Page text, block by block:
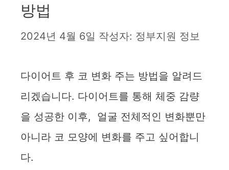
방법
2024년 4월 6일 작성자: 정부지원 정보
다이어트 후 코 변화 주는 방법을 알려드
리겠습니다. 다이어트를 통해 체중 감량
을 성공한 이후, 얼굴 전체적인 변화뿐만
아니라 코 모양에 변화를 주고 싶어합니
다.